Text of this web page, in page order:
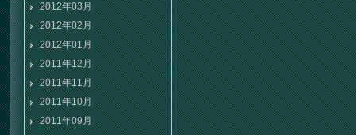
2012年03月
2012年02月
2012年01月
2011年12月
2011年11月
2011年10月
2011年09月